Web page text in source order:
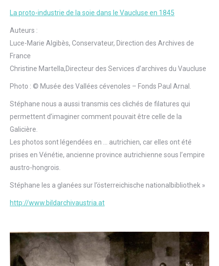
La proto-industrie de la soie dans le Vaucluse en 1845
Auteurs :
Luce-Marie Algibès, Conservateur, Direction des Archives de
France
Christine Martella,Directeur des Services d’archives du Vaucluse
Photo : © Musée des Vallées cévenoles – Fonds Paul Arnal.
Stéphane nous a aussi transmis ces clichés de filatures qui
permettent d’imaginer comment pouvait être celle de la
Galicière.
Les photos sont légendées en … autrichien, car elles ont été
prises en Vénétie, ancienne province autrichienne sous l’empire
austro-hongrois.
Stéphane les a glanées sur l’österreichische nationalbibliothek »
http://www.bildarchivaustria.at